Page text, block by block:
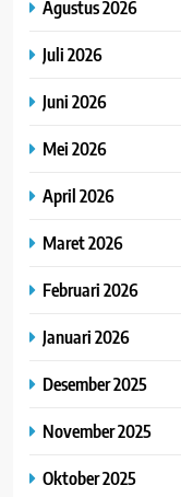
Agustus 2026
Juli 2026
Juni 2026
Mei 2026
April 2026
Maret 2026
Februari 2026
Januari 2026
Desember 2025
November 2025
Oktober 2025